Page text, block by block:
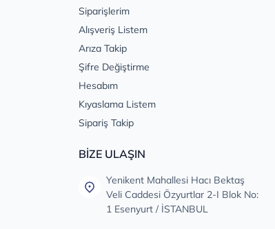
Siparişlerim
Alışveriş Listem
Arıza Takip
Şifre Değiştirme
Hesabım
Kıyaslama Listem
Sipariş Takip
BİZE ULAŞIN
Yenikent Mahallesi Hacı Bektaş
Veli Caddesi Özyurtlar 2-I Blok No:
1 Esenyurt / İSTANBUL